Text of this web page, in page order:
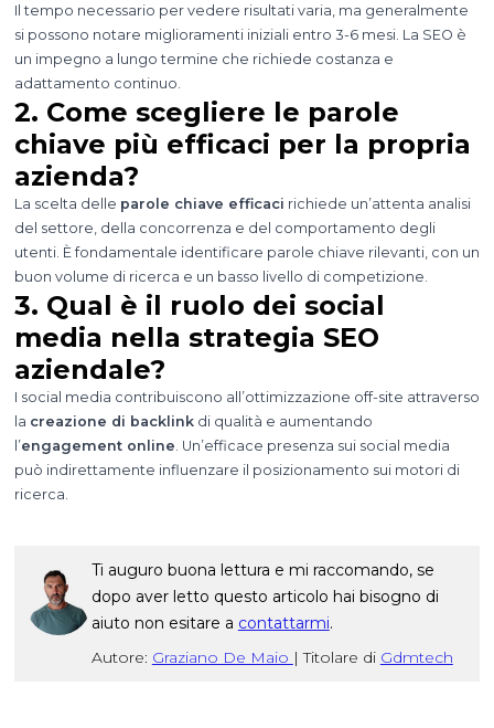
Il tempo necessario per vedere risultati varia, ma generalmente
si possono notare miglioramenti iniziali entro 3-6 mesi. La SEO è
un impegno a lungo termine che richiede costanza e
adattamento continuo.
2. Come scegliere le parole
chiave più efficaci per la propria
azienda?
La scelta delle parole chiave efficaci richiede un’attenta analisi
del settore, della concorrenza e del comportamento degli
utenti. È fondamentale identificare parole chiave rilevanti, con un
buon volume di ricerca e un basso livello di competizione.
3. Qual è il ruolo dei social
media nella strategia SEO
aziendale?
I social media contribuiscono all’ottimizzazione off-site attraverso
la creazione di backlinkdi qualità e aumentando
l’engagement online . Un’efficace presenza sui social media
può indirettamente influenzare il posizionamento sui motori di
ricerca.
Ti auguro buona lettura e mi raccomando, se
dopo aver letto questo articolo hai bisogno di
aiuto non esitare a contattarmi.
Autore: Graziano De Maio | Titolare di Gdmtech